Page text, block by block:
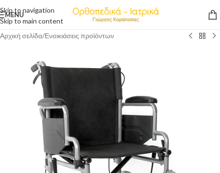
Skip to navigation
Skip to main content
MENU
Αρχική σελίδα/Ενοικιάσεις προϊόντων